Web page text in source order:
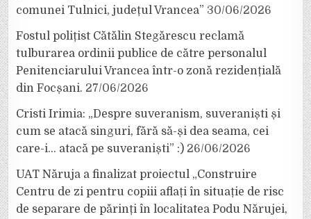
comunei Tulnici, județul Vrancea” 30/06/2026
Fostul polițist Cătălin Stegărescu reclamă
tulburarea ordinii publice de către personalul
Penitenciarului Vrancea într-o zonă rezidențială
din Focșani. 27/06/2026
Cristi Irimia: „Despre suveranism, suveraniști și
cum se atacă singuri, fără să-și dea seama, cei
care-i… atacă pe suveraniști” :) 26/06/2026
UAT Năruja a finalizat proiectul „Construire
Centru de zi pentru copiii aflați în situație de risc
de separare de părinți în localitatea Podu Nărujei,